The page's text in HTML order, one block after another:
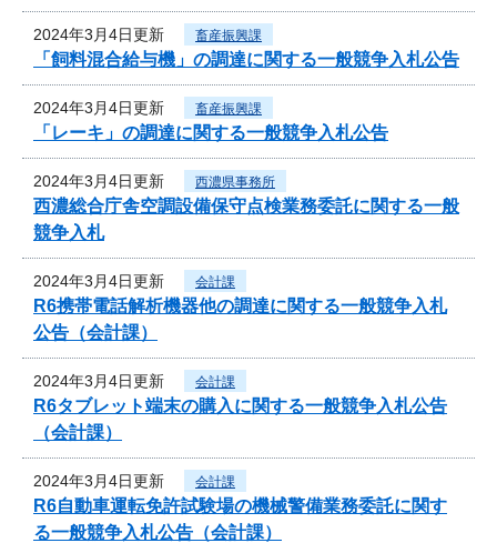
2024年3月4日更新 畜産振興課
「飼料混合給与機」の調達に関する一般競争入札公告
2024年3月4日更新 畜産振興課
「レーキ」の調達に関する一般競争入札公告
2024年3月4日更新 西濃県事務所
西濃総合庁舎空調設備保守点検業務委託に関する一般
競争入札
2024年3月4日更新 会計課
R6携帯電話解析機器他の調達に関する一般競争入札
公告（会計課）
2024年3月4日更新 会計課
R6タブレット端末の購入に関する一般競争入札公告
（会計課）
2024年3月4日更新 会計課
R6自動車運転免許試験場の機械警備業務委託に関す
る一般競争入札公告（会計課）